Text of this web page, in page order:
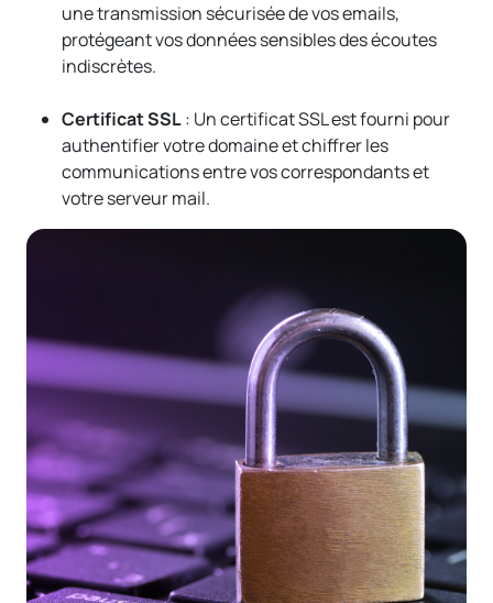
une transmission sécurisée de vos emails,
protégeant vos données sensibles des écoutes
indiscrètes.
Certificat SSL: Un certificat SSL est fourni pour
authentifier votre domaine et chiffrer les
communications entre vos correspondants et
votre serveur mail.